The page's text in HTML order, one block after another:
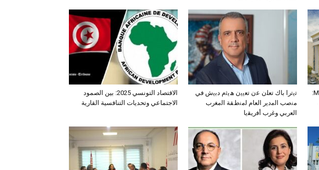
الاقتصاد التونسي 2025: بين الصمود
الاجتماعي وتحديات التنافسية القارية
ﺗﯾﺗرا ﺑﺎك ﺗﻌﻠن ﻋن ﺗﻌﯾﯾن ھﯾﺛم دﺑﯾش ﻓﻲ
ﻣﻧﺻب اﻟﻣدﯾر اﻟﻌﺎم ﻟﻣﻧطﻘﺔ اﻟﻣﻐرب
اﻟﻌرﺑﻲ وﻏرب أﻓرﯾﻘﯾﺎ
التأمينات المغربية حياة Maghrebia Vie: